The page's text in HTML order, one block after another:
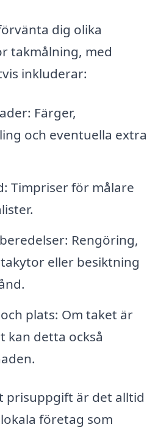
dig olika
takmålning, med
inkluderar:
Färger,
och eventuella extra
Timpriser för målare
Rengöring,
eller besiktning
plats: Om taket är
kan detta också
prisuppgift är det alltid
företag som